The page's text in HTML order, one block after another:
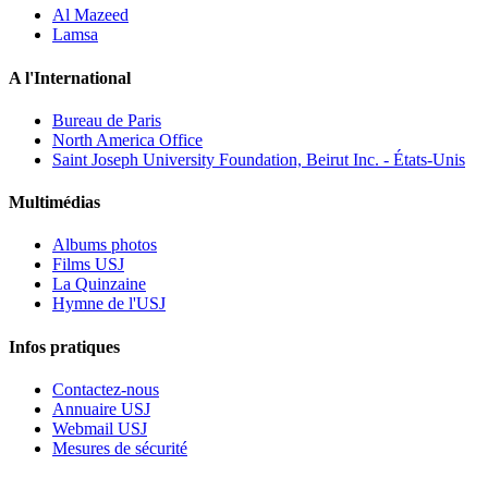
Al Mazeed
Lamsa
A l'International
Bureau de Paris
North America Office
Saint Joseph University Foundation, Beirut Inc. - États-Unis
Multimédias
Albums photos
Films USJ
La Quinzaine
Hymne de l'USJ
Infos pratiques
Contactez-nous
Annuaire USJ
Webmail USJ
Mesures de sécurité